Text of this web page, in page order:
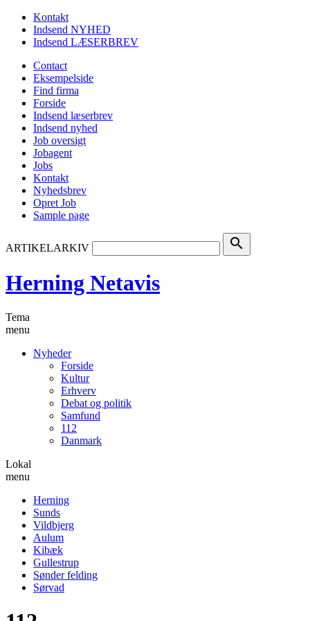
Kontakt
Indsend NYHED
Indsend LÆSERBREV
Contact
Eksempelside
Find firma
Forside
Indsend læserbrev
Indsend nyhed
Job oversigt
Jobagent
Jobs
Kontakt
Nyhedsbrev
Opret Job
Sample page
ARTIKELARKIV search
Herning Netavis
Tema
menu
Nyheder
Forside
Kultur
Erhverv
Debat og politik
Samfund
112
Danmark
Lokal
menu
Herning
Sunds
Vildbjerg
Aulum
Kibæk
Gullestrup
Sønder felding
Sørvad